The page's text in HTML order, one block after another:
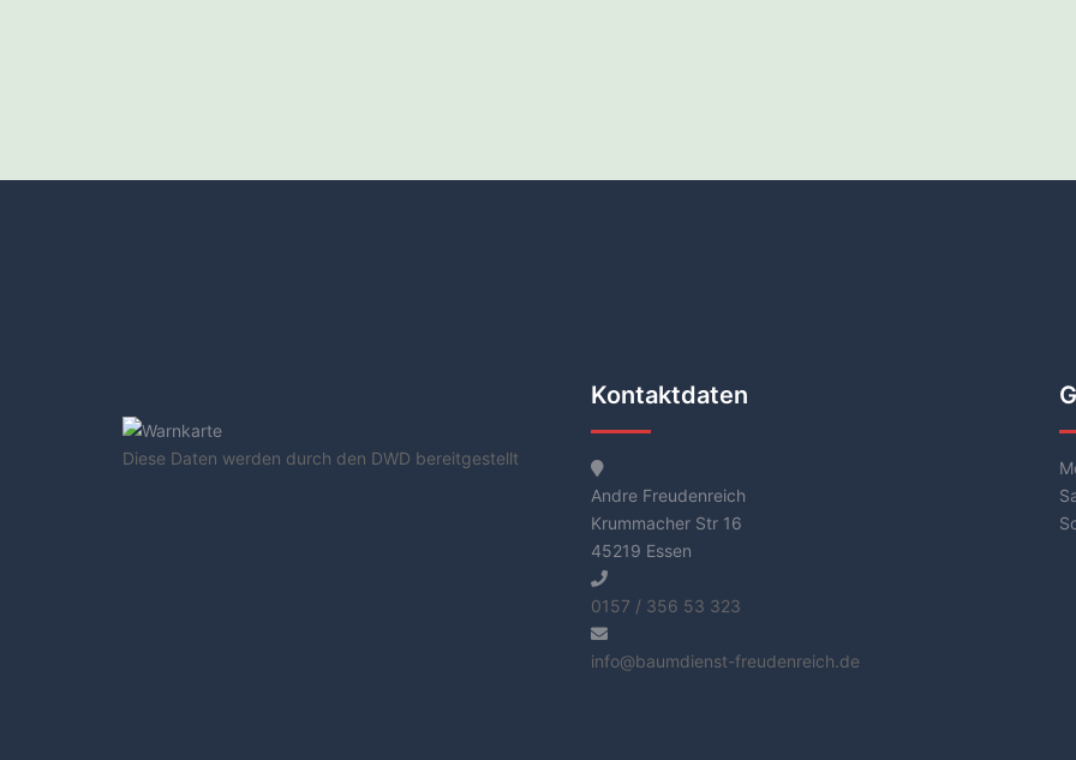
Diese Daten werden durch den DWD bereitgestellt
Kontaktdaten
Andre Freudenreich
Krummacher Str 16
45219 Essen
0157 / 356 53 323
info@baumdienst-freudenreich.de